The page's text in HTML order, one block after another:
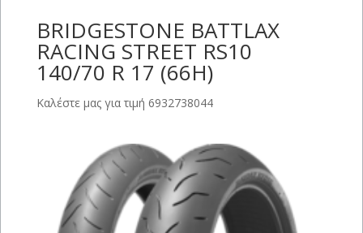
BRIDGESTONE BATTLAX
RACING STREET RS10
140/70 R 17 (66H)
Καλέστε μας για τιμή 6932738044